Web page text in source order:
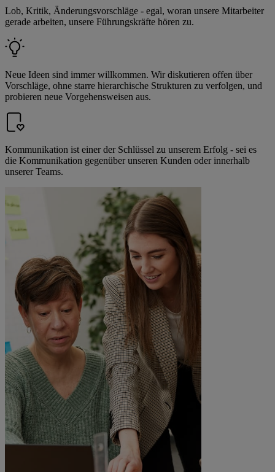
Lob, Kritik, Änderungsvorschläge - egal, woran unsere Mitarbeiter
gerade arbeiten, unsere Führungskräfte hören zu.
Neue Ideen sind immer willkommen. Wir diskutieren offen über
Vorschläge, ohne starre hierarchische Strukturen zu verfolgen, und
probieren neue Vorgehensweisen aus.
Kommunikation ist einer der Schlüssel zu unserem Erfolg - sei es
die Kommunikation gegenüber unseren Kunden oder innerhalb
unserer Teams.